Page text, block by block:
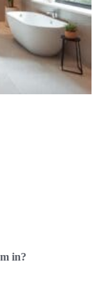
in?